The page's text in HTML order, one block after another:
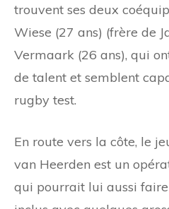
trouvent ses deux
Wiese (27 ans) (frère de
Vermaark (26 ans), qui
de talent et semblent
rugby test.
En route vers la côte, le
van Heerden est un
qui pourrait lui aussi